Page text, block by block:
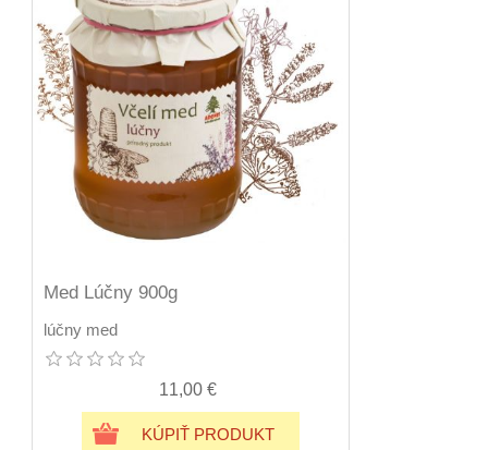
Med Lúčny 900g
lúčny med
11,00 €
KÚPIŤ PRODUKT